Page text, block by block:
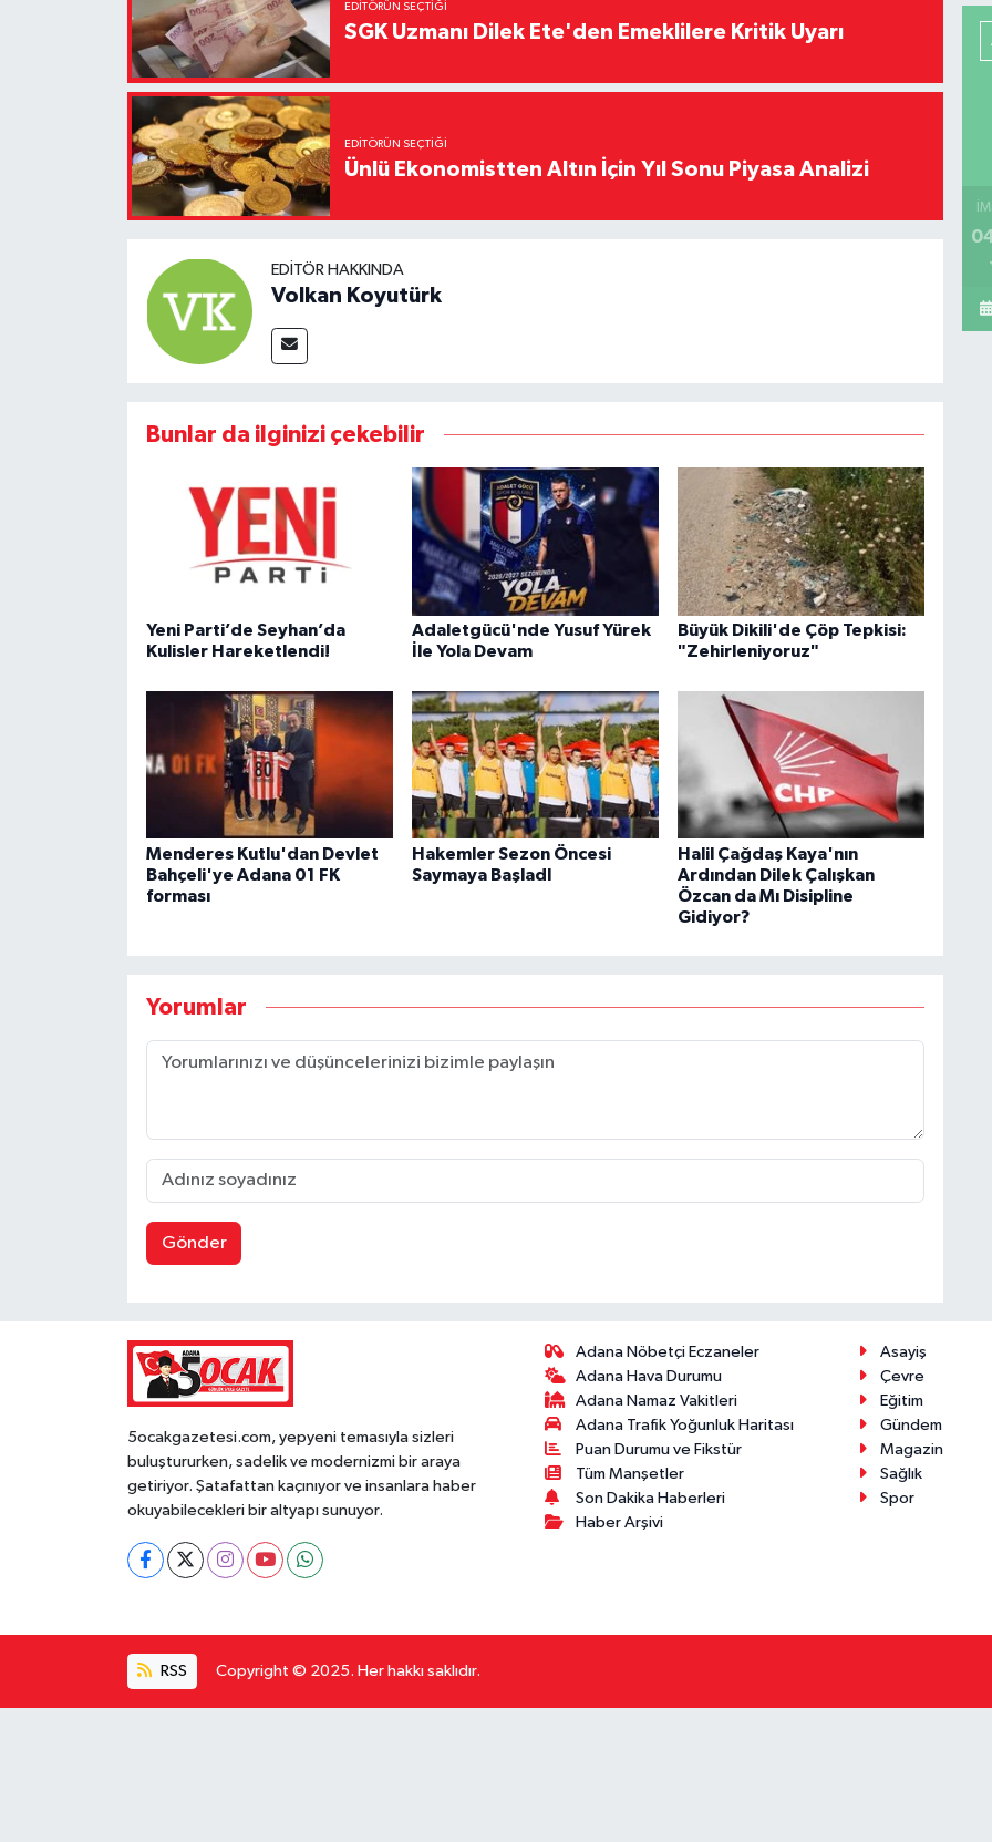
EDITÖRÜN SEÇTIĞI
SGK Uzmanı Dilek Ete'den Emeklilere Kritik Uyarı
EDITÖRÜN SEÇTIĞI
Ünlü Ekonomistten Altın İçin Yıl Sonu Piyasa Analizi
EDITÖR HAKKINDA
Volkan Koyutürk
Bunlar da ilginizi çekebilir
Yeni Parti’de Seyhan’da
Kulisler Hareketlendi!
Adaletgücü'nde Yusuf Yürek
İle Yola Devam
Büyük Dikili'de Çöp Tepkisi:
"Zehirleniyoruz"
Menderes Kutlu'dan Devlet
Bahçeli'ye Adana 01 FK
forması
Hakemler Sezon Öncesi
Saymaya BaşladI
Halil Çağdaş Kaya'nın
Ardından Dilek Çalışkan
Özcan da Mı Disipline
Gidiyor?
Yorumlar
Gönder
5ocakgazetesi.com, yepyeni temasıyla sizleri
buluştururken, sadelik ve modernizmi bir araya
getiriyor. Şatafattan kaçınıyor ve insanlara haber
okuyabilecekleri bir altyapı sunuyor.
Adana Nöbetçi Eczaneler
Adana Hava Durumu
Adana Namaz Vakitleri
Adana Trafik Yoğunluk Haritası
Puan Durumu ve Fikstür
Tüm Manşetler
Son Dakika Haberleri
Haber Arşivi
Asayiş
Çevre
Eğitim
Gündem
Magazin
Sağlık
Spor
RSS Copyright © 2025. Her hakkı saklıdır.